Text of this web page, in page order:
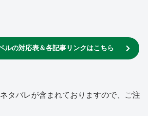
ルの対応表＆各記事リンクはこちら
タバレが含まれておりますので、ご注